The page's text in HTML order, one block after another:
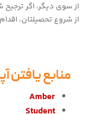
از سوی دیگر، اگر
از شروع تحصیلتان،
منابع یافتن
Amber